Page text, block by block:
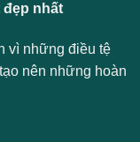
nhất
vì những điều tệ
nên những hoàn